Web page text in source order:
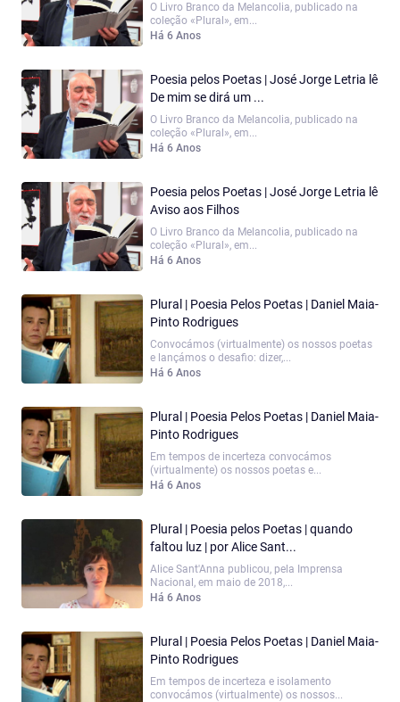
O Livro Branco da Melancolia, publicado na
coleção «Plural», em...
Há 6 Anos
Poesia pelos Poetas | José Jorge Letria lê
De mim se dirá um ...
O Livro Branco da Melancolia, publicado na
coleção «Plural», em...
Há 6 Anos
Poesia pelos Poetas | José Jorge Letria lê
Aviso aos Filhos
O Livro Branco da Melancolia, publicado na
coleção «Plural», em...
Há 6 Anos
Plural | Poesia Pelos Poetas | Daniel Maia-
Pinto Rodrigues
Convocámos (virtualmente) os nossos poetas
e lançámos o desafio: dizer,...
Há 6 Anos
Plural | Poesia Pelos Poetas | Daniel Maia-
Pinto Rodrigues
Em tempos de incerteza convocámos
(virtualmente) os nossos poetas e...
Há 6 Anos
Plural | Poesia pelos Poetas | quando
faltou luz | por Alice Sant...
Alice Sant'Anna publicou, pela Imprensa
Nacional, em maio de 2018,...
Há 6 Anos
Plural | Poesia Pelos Poetas | Daniel Maia-
Pinto Rodrigues
Em tempos de incerteza e isolamento
convocámos (virtualmente) os nossos...